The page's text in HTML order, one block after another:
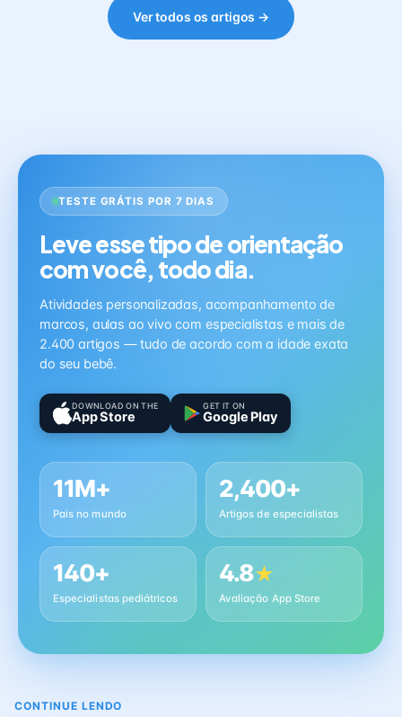
Ver todos os artigos →
TESTE GRÁTIS POR 7 DIAS
Leve esse tipo de orientação
com você, todo dia.
Atividades personalizadas, acompanhamento de
marcos, aulas ao vivo com especialistas e mais de
2.400 artigos — tudo de acordo com a idade exata
do seu bebê.
DOWNLOAD ON THE
App Store
GET IT ON
Google Play
11M+
Pais no mundo
2,400+
Artigos de especialistas
140+
Especialistas pediátricos
4.8★
Avaliação App Store
CONTINUE LENDO